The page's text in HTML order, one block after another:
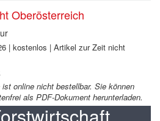
Oberösterreich
| kostenlos | Artikel zur Zeit nicht
online nicht bestellbar. Sie können
als PDF-Dokument herunterladen.